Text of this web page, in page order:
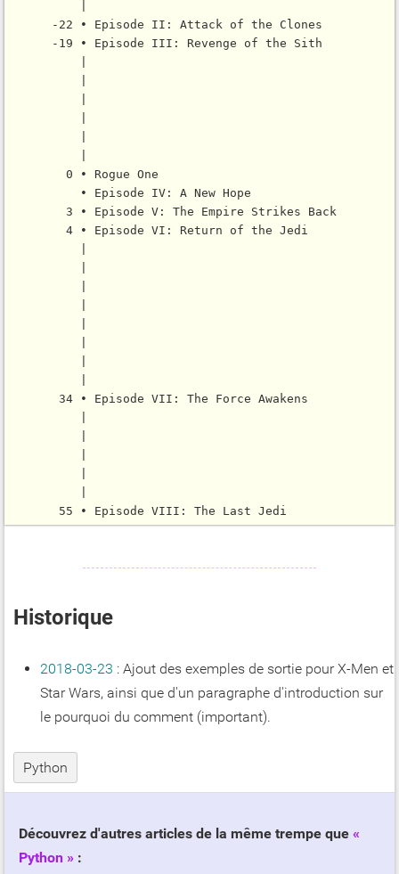
      -22 • Episode II: Attack of the Clones
      -19 • Episode III: Revenge of the Sith
        0 • Rogue One
          • Episode IV: A New Hope
        3 • Episode V: The Empire Strikes Back
        4 • Episode VI: Return of the Jedi
       34 • Episode VII: The Force Awakens
Historique
2018-03-23 : Ajout des exemples de sortie pour X-Men et
Star Wars, ainsi que d'un paragraphe d'introduction sur
le pourquoi du comment (important).
Python
Découvrez d'autres articles de la même trempe que
Python
: